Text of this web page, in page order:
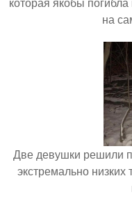
на
Две девушки решили
экстремально